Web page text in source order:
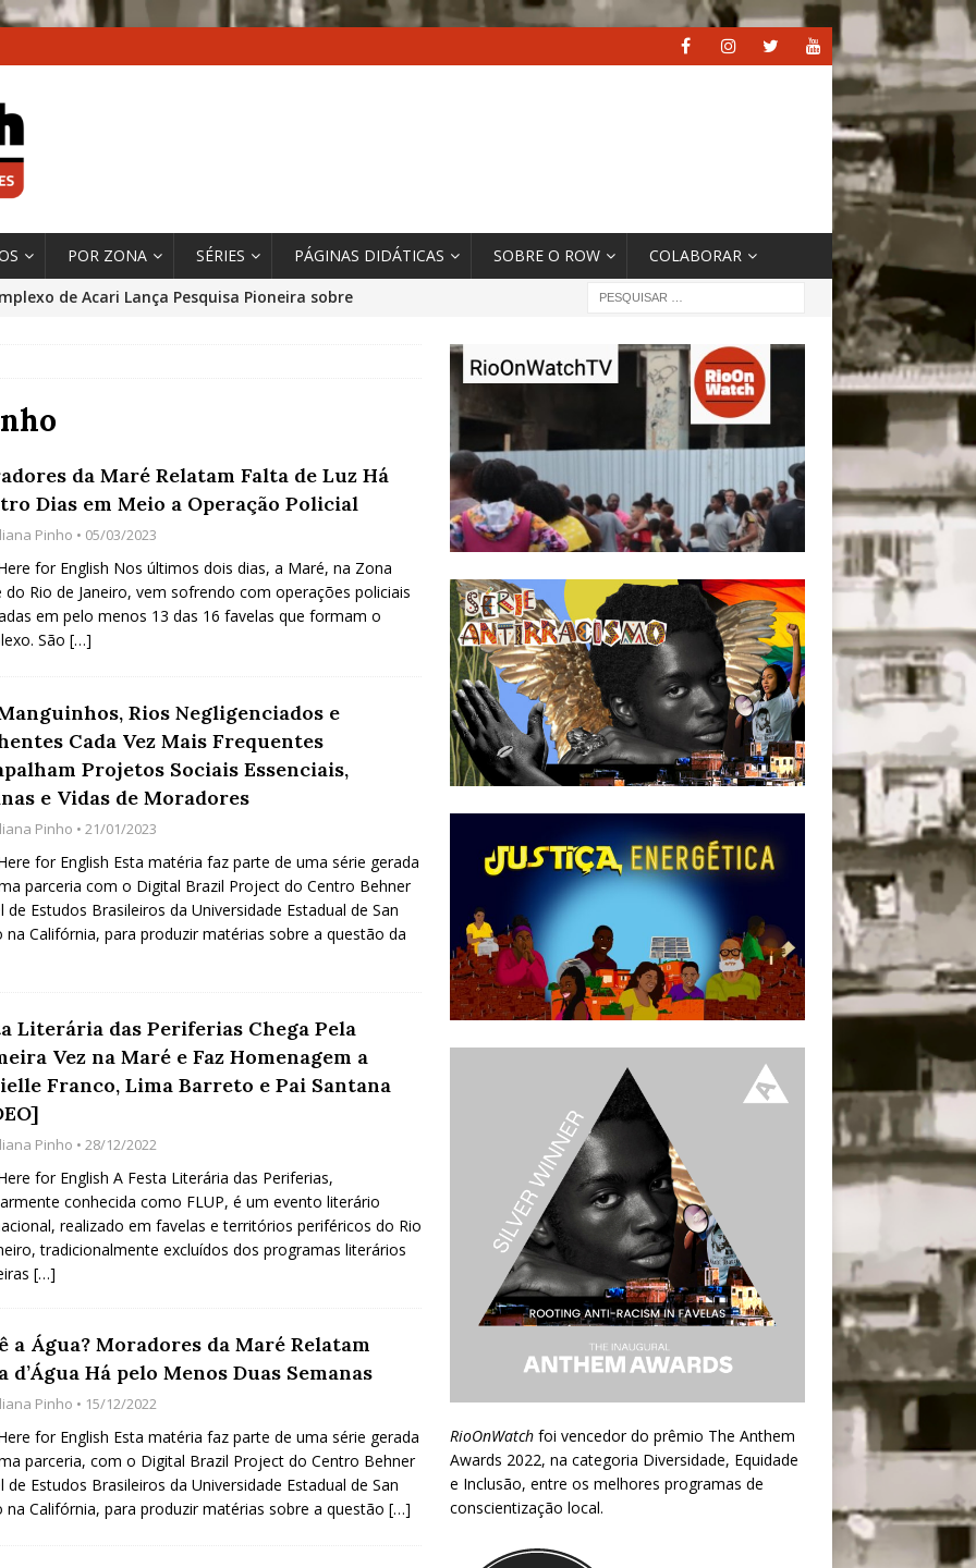
POR ZONA SÉRIES PÁGINAS DIDÁTICAS SOBRE O ROW COLABORAR
de Acari Lança Pesquisa Pioneira sobre
Fogo que Impulsionam a Mudança de que
Cidades
*DESTAQUE
Começou com uma Praça em Ramos [OPINIÃO]
Agroecológico com os Povos das Águas Reúne
e Inauguração da Feira da Praia do Remanso
Fluminenses, Cronicamente Abandonados,
Nova Via Mobilidade 10 Anos Após Rio2016
da Maré Relatam Falta de Luz Há
Dias em Meio a Operação Policial
Pinho • 05/03/2023
for English Nos últimos dois dias, a Maré, na Zona
do Rio de Janeiro, vem sofrendo com operações policiais
em pelo menos 13 das 16 favelas que formam o
São […]
Rios Negligenciados e
Cada Vez Mais Frequentes
Projetos Sociais Essenciais,
e Vidas de Moradores
Pinho • 21/01/2023
for English Esta matéria faz parte de uma série gerada
parceria com o Digital Brazil Project do Centro Behner
de Estudos Brasileiros da Universidade Estadual de San
na Califórnia, para produzir matérias sobre a questão da
Literária das Periferias Chega Pela
Vez na Maré e Faz Homenagem a
Franco, Lima Barreto e Pai Santana
Pinho • 28/12/2022
for English A Festa Literária das Periferias,
conhecida como FLUP, é um evento literário
realizado em favelas e territórios periféricos do Rio
tradicionalmente excluídos dos programas literários
[…]
a Água? Moradores da Maré Relatam
d’Água Há pelo Menos Duas Semanas
Pinho • 15/12/2022
for English Esta matéria faz parte de uma série gerada
parceria, com o Digital Brazil Project do Centro Behner
de Estudos Brasileiros da Universidade Estadual de San
na Califórnia, para produzir matérias sobre a questão […]
RioOnWatchfoi vencedor do prêmio The Anthem
Awards 2022, na categoria Diversidade, Equidade
e Inclusão, entre os melhores programas de
conscientização local.